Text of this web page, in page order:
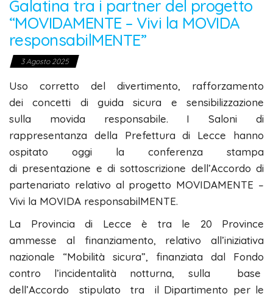
Galatina tra i partner del progetto
“MOVIDAMENTE – Vivi la MOVIDA
responsabilMENTE”
3 Agosto 2025
Uso corretto del divertimento, rafforzamento
dei concetti di guida sicura e sensibilizzazione
sulla movida responsabile. I Saloni di
rappresentanza della Prefettura di Lecce hanno
ospitato oggi la conferenza stampa
di presentazione e di sottoscrizione dell’Accordo di
partenariato relativo al progetto MOVIDAMENTE –
Vivi la MOVIDA responsabilMENTE.
La Provincia di Lecce è tra le 20 Province
ammesse al finanziamento, relativo all’iniziativa
nazionale “Mobilità sicura”, finanziata dal Fondo
contro l’incidentalità notturna, sulla base
dell’Accordo stipulato tra il Dipartimento per le